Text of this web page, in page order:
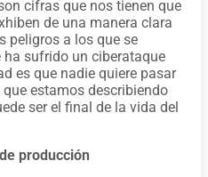
cifras que nos tienen que
de una manera clara
peligros a los que se
sufrido un ciberataque
es que nadie quiere pasar
estamos describiendo
ser el final de la vida del
producción